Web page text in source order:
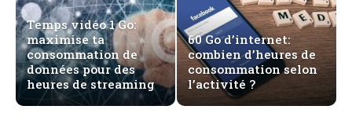
Temps vidéo 1 Go:
maximise ta
consommation de
données pour des
heures de streaming
60 Go d’internet:
combien d’heures de
consommation selon
l’activité ?